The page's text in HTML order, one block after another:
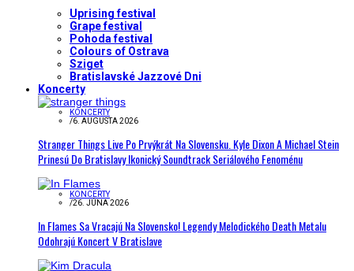
Uprising festival
Grape festival
Pohoda festival
Colours of Ostrava
Sziget
Bratislavské Jazzové Dni
Koncerty
KONCERTY
/6. AUGUSTA 2026
Stranger Things Live Po Prvýkrát Na Slovensku. Kyle Dixon A Michael Stein
Prinesú Do Bratislavy Ikonický Soundtrack Seriálového Fenoménu
KONCERTY
/26. JÚNA 2026
In Flames Sa Vracajú Na Slovensko! Legendy Melodického Death Metalu
Odohrajú Koncert V Bratislave